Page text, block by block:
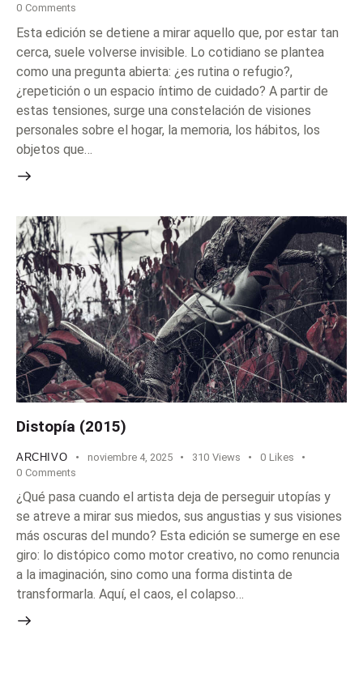
0 Comments
Esta edición se detiene a mirar aquello que, por estar tan
cerca, suele volverse invisible. Lo cotidiano se plantea
como una pregunta abierta: ¿es rutina o refugio?,
¿repetición o un espacio íntimo de cuidado? A partir de
estas tensiones, surge una constelación de visiones
personales sobre el hogar, la memoria, los hábitos, los
objetos que…
Distopía (2015)
ARCHIVO noviembre 4, 2025 310 Views 0 Likes
0 Comments
¿Qué pasa cuando el artista deja de perseguir utopías y
se atreve a mirar sus miedos, sus angustias y sus visiones
más oscuras del mundo? Esta edición se sumerge en ese
giro: lo distópico como motor creativo, no como renuncia
a la imaginación, sino como una forma distinta de
transformarla. Aquí, el caos, el colapso…